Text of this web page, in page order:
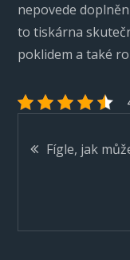
nepovede
to tiskárna
poklidem a také
Fígle, jak